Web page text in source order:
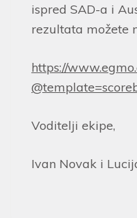
ispred SAD-a i
rezultata možete
https://
Voditelji ekipe,
Ivan Novak i